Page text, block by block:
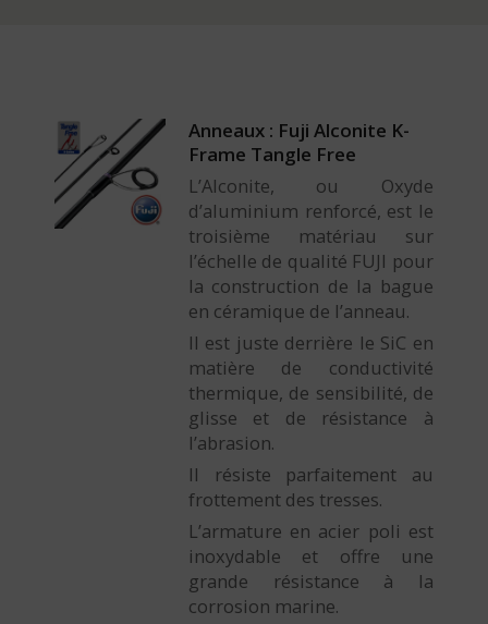
Anneaux : Fuji Alconite K-
Frame Tangle Free
L’Alconite, ou Oxyde
d’aluminium renforcé, est le
troisième matériau sur
l’échelle de qualité FUJI pour
la construction de la bague
en céramique de l’anneau.
Il est juste derrière le SiC en
matière de conductivité
thermique, de sensibilité, de
glisse et de résistance à
l’abrasion.
Il résiste parfaitement au
frottement des tresses.
L’armature en acier poli est
inoxydable et offre une
grande résistance à la
corrosion marine.